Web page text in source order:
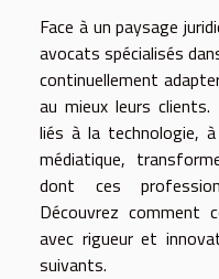
Face à un paysage
avocats spécialisés
continuellement
au mieux leurs
liés à la technologie,
médiatique,
dont ces
Découvrez comment
avec rigueur et
suivants.